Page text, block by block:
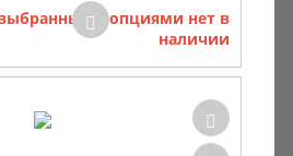
опциями нет в
наличии